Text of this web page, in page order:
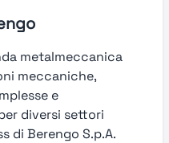
metalmeccanica
meccaniche,
e
diversi settori
di Berengo S.p.A.